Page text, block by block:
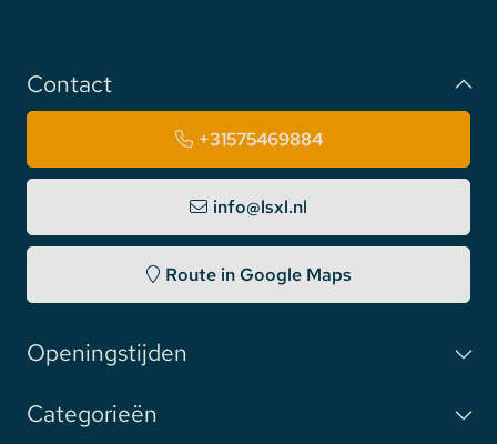
Contact
+31575469884
info@lsxl.nl
Route in Google Maps
Openingstijden
Categorieën